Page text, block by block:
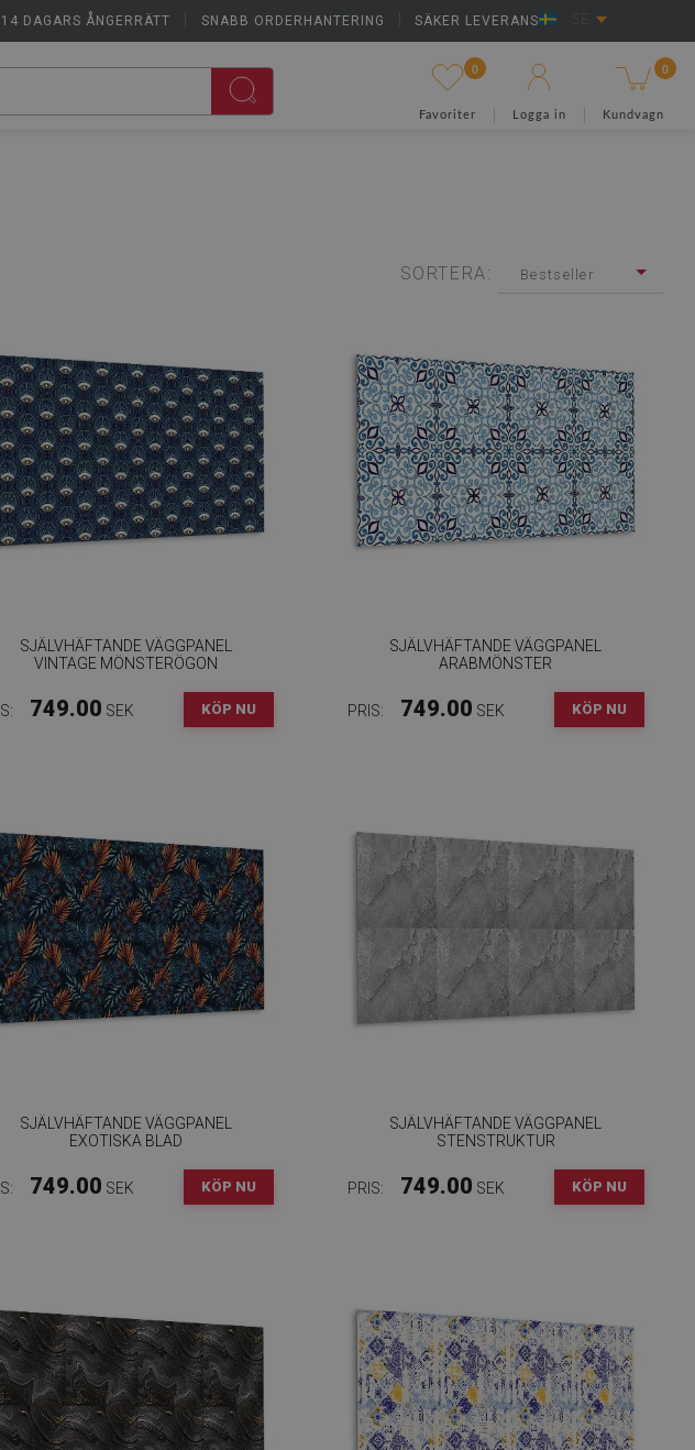
14 DAGARS ÅNGERRÄTT SNABB ORDERHANTERING SÄKER LEVERANS
0
Favoriter Logga in
0
Kundvagn
SORTERA: Bestseller
SJÄLVHÄFTANDE VÄGGPANEL
VINTAGE MÖNSTERÖGON
749.00 SEK KÖP NU
SJÄLVHÄFTANDE VÄGGPANEL
ARABMÖNSTER
PRIS: 749.00 SEK KÖP NU
SJÄLVHÄFTANDE VÄGGPANEL
EXOTISKA BLAD
749.00 SEK KÖP NU
SJÄLVHÄFTANDE VÄGGPANEL
STENSTRUKTUR
PRIS: 749.00 SEK KÖP NU